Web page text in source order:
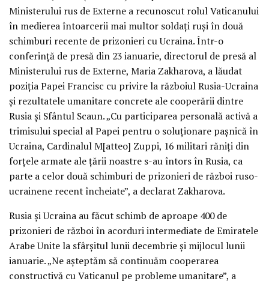
Ministerului rus de Externe a recunoscut rolul Vaticanului
în medierea întoarcerii mai multor soldați ruși în două
schimburi recente de prizonieri cu Ucraina. Într-o
conferință de presă din 23 ianuarie, directorul de presă al
Ministerului rus de Externe, Maria Zakharova, a lăudat
poziția Papei Francisc cu privire la războiul Rusia-Ucraina
și rezultatele umanitare concrete ale cooperării dintre
Rusia și Sfântul Scaun. „Cu participarea personală activă a
trimisului special al Papei pentru o soluționare pașnică în
Ucraina, Cardinalul M[atteo] Zuppi, 16 militari răniți din
forțele armate ale țării noastre s-au întors în Rusia, ca
parte a celor două schimburi de prizonieri de război ruso-
ucrainene recent încheiate”, a declarat Zakharova.
Rusia și Ucraina au făcut schimb de aproape 400 de
prizonieri de război în acorduri intermediate de Emiratele
Arabe Unite la sfârșitul lunii decembrie și mijlocul lunii
ianuarie. „Ne așteptăm să continuăm cooperarea
constructivă cu Vaticanul pe probleme umanitare”, a